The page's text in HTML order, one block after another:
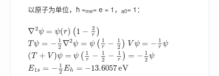
以原子为单位，ħ =me= e = 1，a0= 1：
∇2ψ = ψ(r) (1 − 2
r )
Tψ = − 1
2 ∇2ψ = ψ ( 1
r −
1
2 ) V ψ = − 1
r ψ
(T + V )ψ = ψ ( 1
r −
1
2 − 1
r ) = − 1
2 ψ
E1s = − 1
2 Eh = −13.6057eV